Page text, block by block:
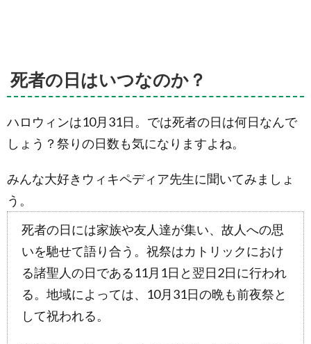
死者の日はいつなのか？
ハロウィンは10月31日。では死者の日は何日なんで
しょう？祭りの日数も気になりますよね。
みんな大好きウィキペディア先生に聞いてみましょ
う。
死者の日には家族や友人達が集い、故人への思
いを馳せて語り合う。祝祭はカトリックにおけ
る諸聖人の日である11月1日と翌日2日に行われ
る。地域によっては、10月31日の晩も前夜祭と
して祝われる。